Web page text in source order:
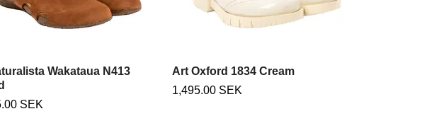
Wakataua N413
SEK
Art Oxford 1834 Cream
1,495.00 SEK